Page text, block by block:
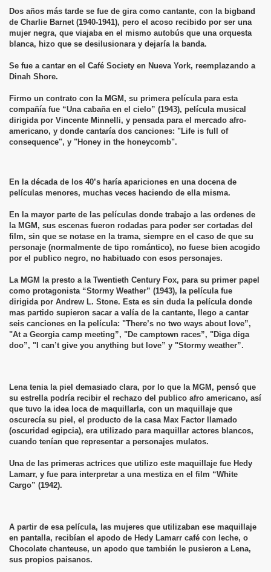
Dos años más tarde se fue de gira como cantante, con la bigband
de Charlie Barnet (1940-1941), pero el acoso recibido por ser una
mujer negra, que viajaba en el mismo autobús que una orquesta
blanca, hizo que se desilusionara y dejaría la banda.
Se fue a cantar en el Café Society en Nueva York, reemplazando a
Dinah Shore.
Firmo un contrato con la MGM, su primera película para esta
compañía fue “Una cabaña en el cielo” (1943), película musical
dirigida por Vincente Minnelli, y pensada para el mercado afro-
americano, y donde cantaría dos canciones: "Life is full of
consequence", y "Honey in the honeycomb".
En la década de los 40’s haría apariciones en una docena de
películas menores, muchas veces haciendo de ella misma.
En la mayor parte de las películas donde trabajo a las ordenes de
la MGM, sus escenas fueron rodadas para poder ser cortadas del
film, sin que se notase en la trama, siempre en el caso de que su
personaje (normalmente de tipo romántico), no fuese bien acogido
por el publico negro, no habituado con esos personajes.
La MGM la presto a la Twentieth Century Fox, para su primer papel
como protagonista “Stormy Weather” (1943), la película fue
dirigida por Andrew L. Stone. Esta es sin duda la película donde
mas partido supieron sacar a valía de la cantante, llego a cantar
seis canciones en la película: "There’s no two ways about love”,
"At a Georgia camp meeting”, "De camptown races”, "Diga diga
doo”, "I can’t give you anything but love” y "Stormy weather”.
Lena tenia la piel demasiado clara, por lo que la MGM, pensó que
su estrella podría recibir el rechazo del publico afro americano, así
que tuvo la idea loca de maquillarla, con un maquillaje que
oscurecía su piel, el producto de la casa Max Factor llamado
(oscuridad egipcia), era utilizado para maquillar actores blancos,
cuando tenían que representar a personajes mulatos.
Una de las primeras actrices que utilizo este maquillaje fue Hedy
Lamarr, y fue para interpretar a una mestiza en el film “White
Cargo” (1942).
A partir de esa película, las mujeres que utilizaban ese maquillaje
en pantalla, recibían el apodo de Hedy Lamarr café con leche, o
Chocolate chanteuse, un apodo que también le pusieron a Lena,
sus propios paisanos.